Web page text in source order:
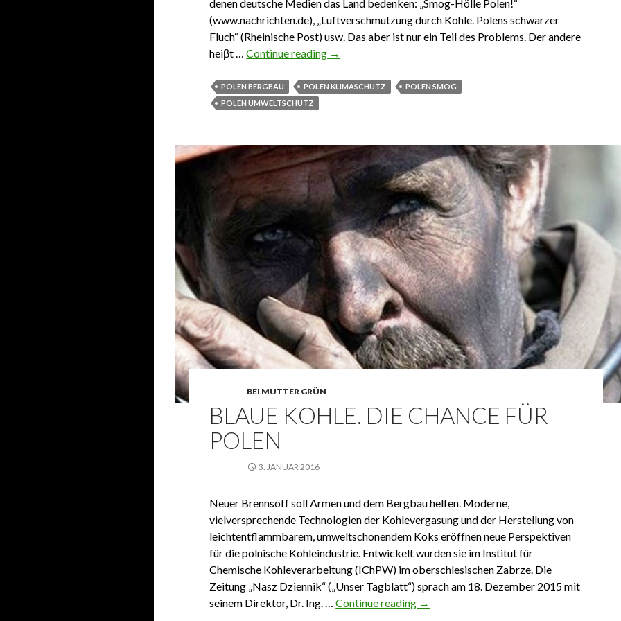
denen deutsche Medien das Land bedenken: „Smog-Hölle Polen!“
(www.nachrichten.de), „Luftverschmutzung durch Kohle. Polens schwarzer
Fluch“ (Rheinische Post) usw. Das aber ist nur ein Teil des Problems. Der andere
heiβt …Continue reading Smog, Energiearmut und was Polen dagegen tut
→
POLEN BERGBAU POLEN KLIMASCHUTZ
POLEN SMOG
POLEN UMWELTSCHUTZ
BEI MUTTER GRÜN
BLAUE KOHLE. DIE CHANCE FÜR
POLEN
3. JANUAR 2016
Neuer Brennsoff soll Armen und dem Bergbau helfen. Moderne,
vielversprechende Technologien der Kohlevergasung und der Herstellung von
leichtentflammbarem, umweltschonendem Koks eröffnen neue Perspektiven
für die polnische Kohleindustrie. Entwickelt wurden sie im Institut für
Chemische Kohleverarbeitung (IChPW) im oberschlesischen Zabrze. Die
Zeitung „Nasz Dziennik“ („Unser Tagblatt“) sprach am 18. Dezember 2015 mit
seinem Direktor, Dr. Ing. …Continue reading Blaue Kohle. Die Chance für Polen
→